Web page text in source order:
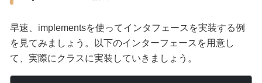
早速、implementsを使ってインタフェースを実装する例
を見てみましょう。以下のインターフェースを用意し
て、実際にクラスに実装していきましょう。